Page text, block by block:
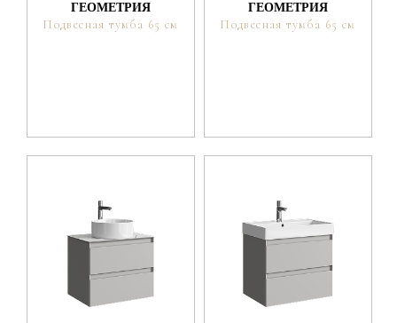
ГЕОМЕТРИЯ
Подвесная тумба 65 см
ГЕОМЕТРИЯ
Подвесная тумба 65 см